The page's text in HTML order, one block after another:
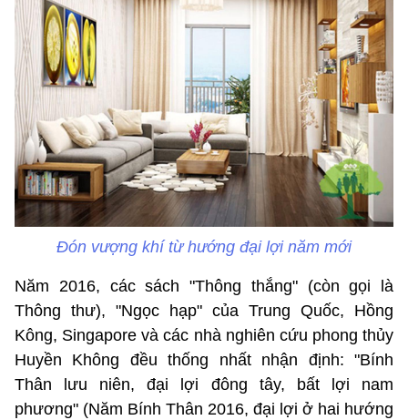
Đón vượng khí từ hướng đại lợi năm mới
Năm 2016, các sách "Thông thắng" (còn gọi là
Thông thư), "Ngọc hạp" của Trung Quốc, Hồng
Kông, Singapore và các nhà nghiên cứu phong thủy
Huyền Không đều thống nhất nhận định: "Bính
Thân lưu niên, đại lợi đông tây, bất lợi nam
phương" (Năm Bính Thân 2016, đại lợi ở hai hướng